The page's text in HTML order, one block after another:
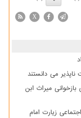
X
می دانستند
میراث ابن
زیارت امام